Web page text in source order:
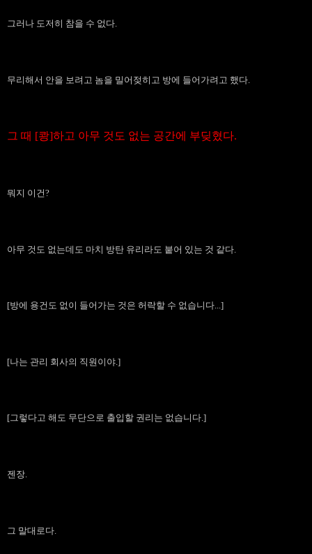
그러나 도저히 참을 수 없다.
무리해서 안을 보려고 놈을 밀어젖히고 방에 들어가려고 했다.
그 때 [쾅]하고 아무 것도 없는 공간에 부딪혔다.
뭐지 이건?
아무 것도 없는데도 마치 방탄 유리라도 붙어 있는 것 같다.
[방에 용건도 없이 들어가는 것은 허락할 수 없습니다...]
[나는 관리 회사의 직원이야.]
[그렇다고 해도 무단으로 출입할 권리는 없습니다.]
젠장.
그 말대로다.